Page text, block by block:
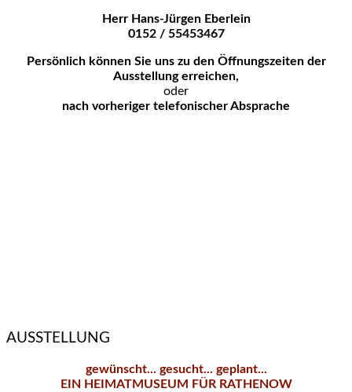
Herr Hans-Jürgen Eberlein
0152 / 55453467
Persönlich können Sie uns zu den Öffnungszeiten der
Ausstellung erreichen,
oder
nach vorheriger telefonischer Absprache
AUSSTELLUNG
gewünscht... gesucht... geplant...
EIN HEIMATMUSEUM FÜR RATHENOW